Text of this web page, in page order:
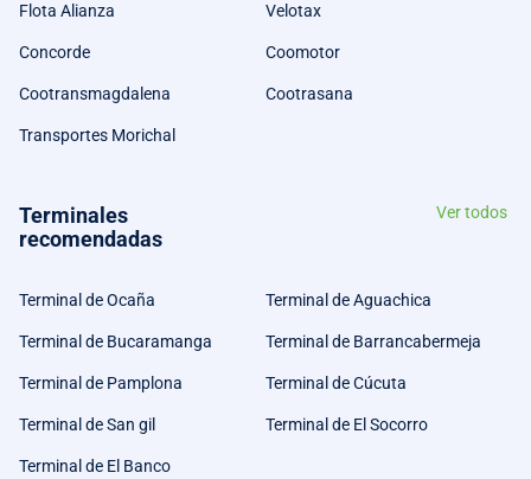
Flota Alianza Velotax
Concorde Coomotor
Cootransmagdalena Cootrasana
Transportes Morichal
Terminales
recomendadas
Ver todos
Terminal de Ocaña Terminal de Aguachica
Terminal de Bucaramanga Terminal de Barrancabermeja
Terminal de Pamplona Terminal de Cúcuta
Terminal de San gil Terminal de El Socorro
Terminal de El Banco